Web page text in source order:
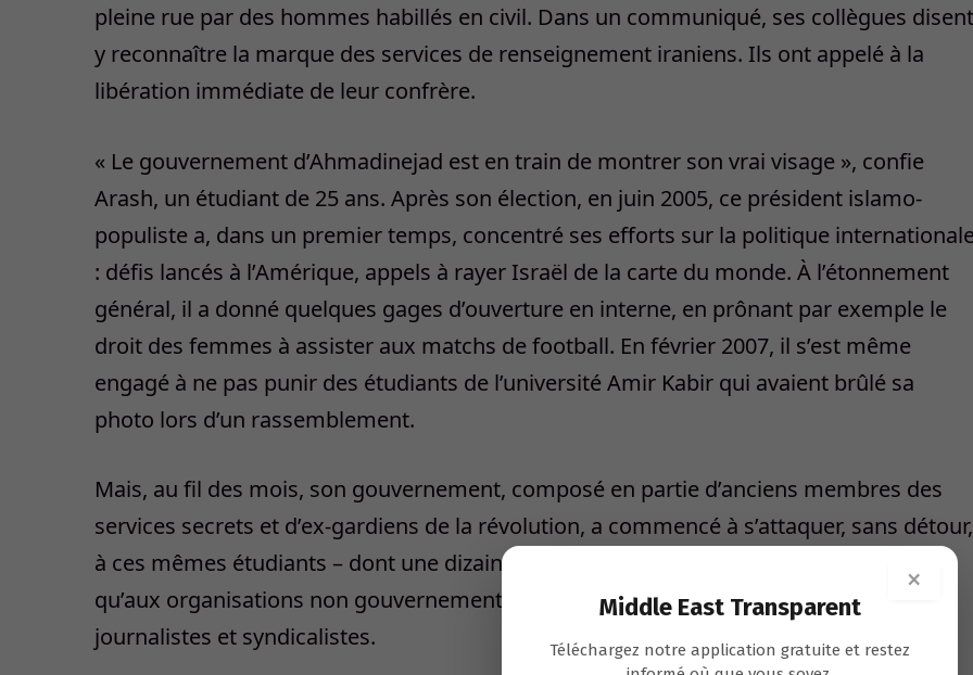
pleine rue par des hommes habillés en civil. Dans un communiqué, ses collègues disent
y reconnaître la marque des services de renseignement iraniens. Ils ont appelé à la
libération immédiate de leur confrère.
« Le gouvernement d’Ahmadinejad est en train de montrer son vrai visage », confie
Arash, un étudiant de 25 ans. Après son élection, en juin 2005, ce président islamo-
populiste a, dans un premier temps, concentré ses efforts sur la politique
: défis lancés à l’Amérique, appels à rayer Israël de la carte du monde. À l’étonnement
général, il a donné quelques gages d’ouverture en interne, en prônant par exemple le
droit des femmes à assister aux matchs de football. En février 2007, il s’est même
engagé à ne pas punir des étudiants de l’université Amir Kabir qui avaient brûlé sa
photo lors d’un rassemblement.
Mais, au fil des mois, son gouvernement, composé en partie d’anciens membres des
services secrets et d’ex-gardiens de la révolution, a commencé à s’attaquer, sans détour,
à ces mêmes étudiants – dont une dizaine se trouvent aujourd’hui en prison – ainsi
qu’aux organisations non gouvernementales, défenseurs des droits de l’homme,
journalistes et syndicalistes.
×
Middle East Transparent
Téléchargez notre application gratuite et restez